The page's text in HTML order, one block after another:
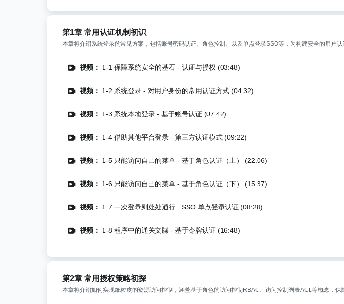
第1章 常用认证机制初识
本章将介绍系统登录的常见方案，包括账号密码认证、角色控制、以及单点登录SSO等，为构建安全的用户认
视频： 1-1 保障系统安全的基石 - 认证与授权 (03:48)
视频： 1-2 系统登录 - 对用户身份的常用认证方式 (04:32)
视频： 1-3 系统本地登录 - 基于账号认证 (07:42)
视频： 1-4 借助其他平台登录 - 第三方认证模式 (09:22)
视频： 1-5 只能访问自己的菜单 - 基于角色认证（上） (22:06)
视频： 1-6 只能访问自己的菜单 - 基于角色认证（下） (15:37)
视频： 1-7 一次登录则处处通行 - SSO 单点登录认证 (08:28)
视频： 1-8 程序中的通关文牒 - 基于令牌认证 (16:48)
第2章 常用授权策略初探
本章将介绍如何实现细粒度的资源访问控制，涵盖基于角色的访问控制RBAC、访问控制列表ACL等概念，保